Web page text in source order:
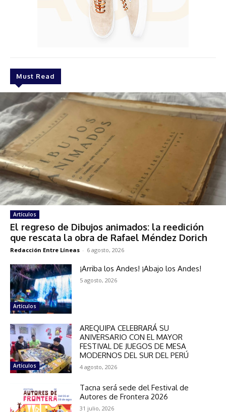
Must Read
Artículos
El regreso de Dibujos animados: la reedición
que rescata la obra de Rafael Méndez Dorich
Redacción Entre Líneas - 6 agosto, 2026
Artículos
¡Arriba los Andes! ¡Abajo los Andes!
5 agosto, 2026
Artículos
AREQUIPA CELEBRARÁ SU
ANIVERSARIO CON EL MAYOR
FESTIVAL DE JUEGOS DE MESA
MODERNOS DEL SUR DEL PERÚ
4 agosto, 2026
Tacna será sede del Festival de
Autores de Frontera 2026
31 julio, 2026